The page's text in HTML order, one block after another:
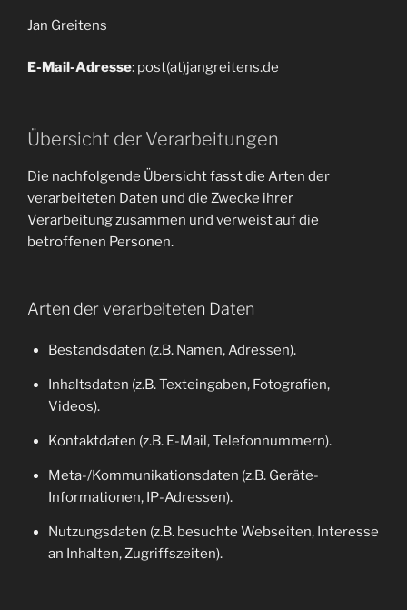
Jan Greitens
E-Mail-Adresse: post(at)jangreitens.de
Übersicht der Verarbeitungen
Die nachfolgende Übersicht fasst die Arten der
verarbeiteten Daten und die Zwecke ihrer
Verarbeitung zusammen und verweist auf die
betroffenen Personen.
Arten der verarbeiteten Daten
Bestandsdaten (z.B. Namen, Adressen).
Inhaltsdaten (z.B. Texteingaben, Fotografien,
Videos).
Kontaktdaten (z.B. E-Mail, Telefonnummern).
Meta-/Kommunikationsdaten (z.B. Geräte-
Informationen, IP-Adressen).
Nutzungsdaten (z.B. besuchte Webseiten, Interesse
an Inhalten, Zugriffszeiten).